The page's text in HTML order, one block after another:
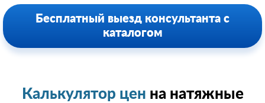
Бесплатный выезд консультанта с
каталогом
Калькулятор цен на натяжные